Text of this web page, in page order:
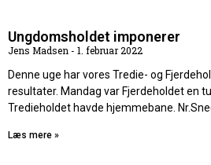
Ungdomsholdet imponerer
Jens Madsen
1. februar 2022
Denne uge har vores Tredie- og
resultater. Mandag var Fjerdeholdet en
Tredieholdet havde hjemmebane.
Læs mere »